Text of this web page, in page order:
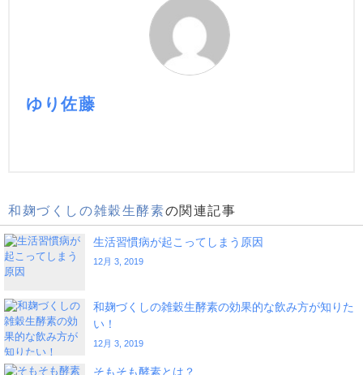
ゆり佐藤
和麹づくしの雑穀生酵素の関連記事
生活習慣病が起こってしまう原因
12月 3, 2019
和麹づくしの雑穀生酵素の効果的な飲み方が知りた
い！
12月 3, 2019
そもそも酵素とは？